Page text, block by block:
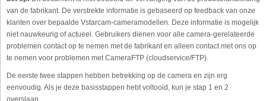
van de fabrikant. De verstrekte informatie is gebaseerd op feedback van onze
klanten over bepaalde Vstarcam-cameramodellen. Deze informatie is mogelijk
niet nauwkeurig of actueel. Gebruikers dienen voor alle camera-gerelateerde
problemen contact op te nemen met de fabrikant en alleen contact met ons op
te nemen voor problemen met CameraFTP (cloudservice/FTP).
De eerste twee stappen hebben betrekking op de camera en zijn erg
eenvoudig. Als je deze basisstappen hebt voltooid, kun je stap 1 en 2
overslaan.